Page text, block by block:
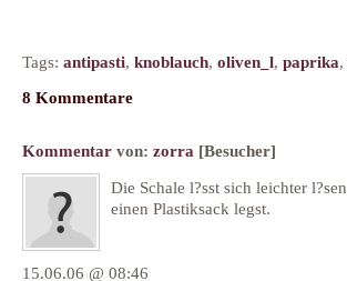
Tags: antipasti, knoblauch, oliven_l, paprika,
8 Kommentare
Kommentar von: zorra [Besucher]
Die Schale l?sst sich leichter
einen Plastiksack legst.
15.06.06 @ 08:46